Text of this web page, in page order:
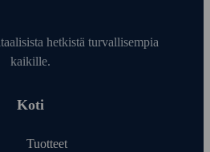
hetkistä turvallisempia
kaikille.
Koti
Tuotteet